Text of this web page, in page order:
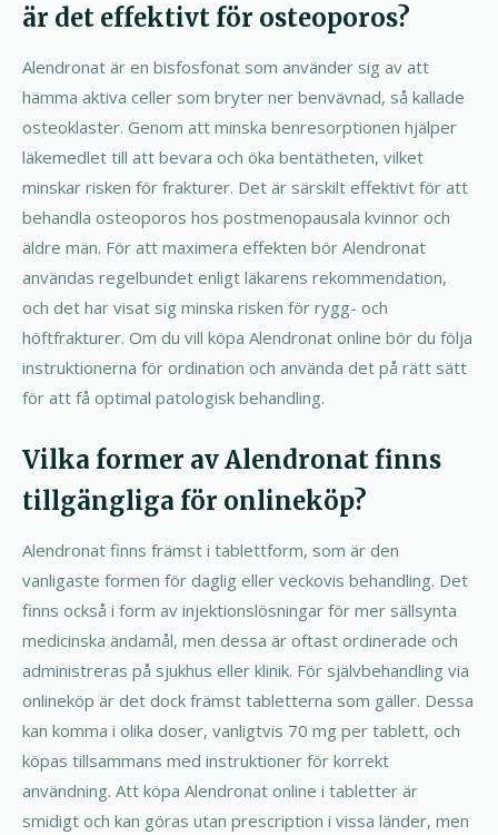
är det effektivt för osteoporos?
Alendronat är en bisfosfonat som använder sig av att
hämma aktiva celler som bryter ner benvävnad, så kallade
osteoklaster. Genom att minska benresorptionen hjälper
läkemedlet till att bevara och öka bentätheten, vilket
minskar risken för frakturer. Det är särskilt effektivt för att
behandla osteoporos hos postmenopausala kvinnor och
äldre män. För att maximera effekten bör Alendronat
användas regelbundet enligt läkarens rekommendation,
och det har visat sig minska risken för rygg- och
höftfrakturer. Om du vill köpa Alendronat online bör du följa
instruktionerna för ordination och använda det på rätt sätt
för att få optimal patologisk behandling.
Vilka former av Alendronat finns
tillgängliga för onlineköp?
Alendronat finns främst i tablettform, som är den
vanligaste formen för daglig eller veckovis behandling. Det
finns också i form av injektionslösningar för mer sällsynta
medicinska ändamål, men dessa är oftast ordinerade och
administreras på sjukhus eller klinik. För självbehandling via
onlineköp är det dock främst tabletterna som gäller. Dessa
kan komma i olika doser, vanligtvis 70 mg per tablett, och
köpas tillsammans med instruktioner för korrekt
användning. Att köpa Alendronat online i tabletter är
smidigt och kan göras utan prescription i vissa länder, men